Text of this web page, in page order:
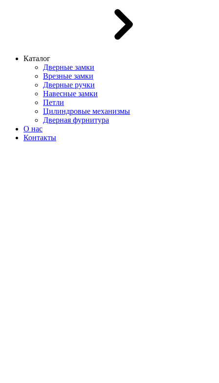
Каталог
Дверные замки
Врезные замки
Дверные ручки
Навесные замки
Петли
Цилиндровые механизмы
Дверная фурнитура
О нас
Контакты